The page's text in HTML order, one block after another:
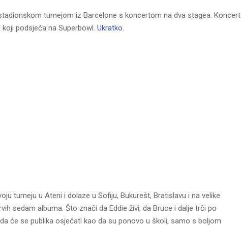
turnejom iz Barcelone s koncertom na dva stagea. Koncert
podsjeća na Superbowl. Ukratko.
turneju u Ateni i dolaze u Sofiju, Bukurešt, Bratislavu i na velike
sedam albuma. Što znači da Eddie živi, da Bruce i dalje trči po
će se publika osjećati kao da su ponovo u školi, samo s boljom